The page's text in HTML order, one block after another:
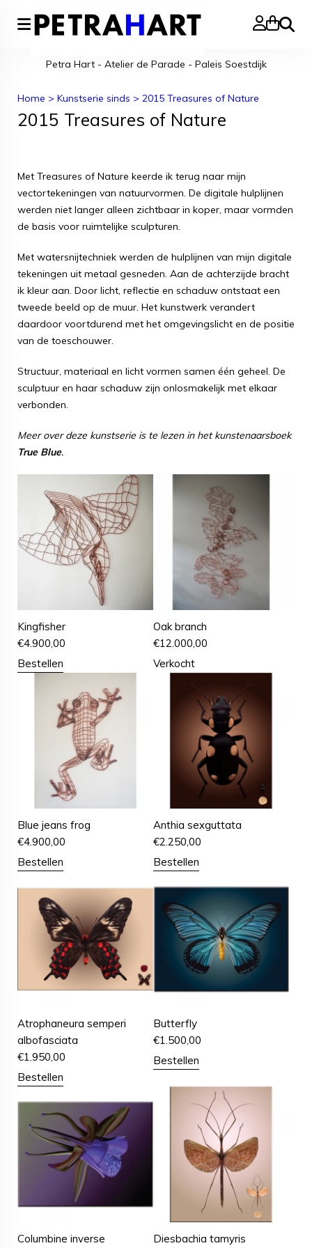
Zoeken
Petra Hart - Atelier de Parade - Paleis Soestdijk
Home > Kunstserie sinds > 2015 Treasures of Nature
2015 Treasures of Nature
Met Treasures of Nature keerde ik terug naar mijn
vectortekeningen van natuurvormen. De digitale hulplijnen
werden niet langer alleen zichtbaar in koper, maar vormden
de basis voor ruimtelijke sculpturen.
Met watersnijtechniek werden de hulplijnen van mijn digitale
tekeningen uit metaal gesneden. Aan de achterzijde bracht
ik kleur aan. Door licht, reflectie en schaduw ontstaat een
tweede beeld op de muur. Het kunstwerk verandert
daardoor voortdurend met het omgevingslicht en de positie
van de toeschouwer.
Structuur, materiaal en licht vormen samen één geheel. De
sculptuur en haar schaduw zijn onlosmakelijk met elkaar
verbonden.
Meer over deze kunstserie is te lezen in het kunstenaarsboek
True Blue.
Kingfisher
€4.900,00
Bestellen
Oak branch
€12.000,00
Verkocht
Blue jeans frog
€4.900,00
Bestellen
Anthia sexguttata
€2.250,00
Bestellen
Atrophaneura semperi
albofasciata
€1.950,00
Bestellen
Butterfly
€1.500,00
Bestellen
Columbine inverse Diesbachia tamyris